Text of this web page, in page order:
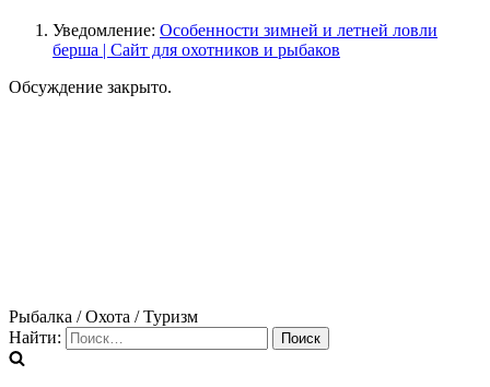
Уведомление: Особенности зимней и летней ловли
берша | Сайт для охотников и рыбаков
Обсуждение закрыто.
Рыбалка / Охота / Туризм
Найти: